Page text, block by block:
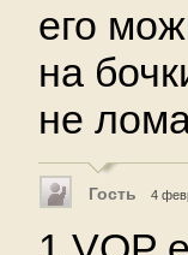
его
на
не
Гость 4